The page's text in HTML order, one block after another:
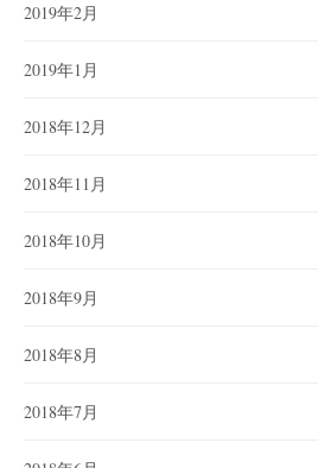
2019年2月
2019年1月
2018年12月
2018年11月
2018年10月
2018年9月
2018年8月
2018年7月